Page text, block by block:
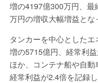
増の4197億300万円、
万円の増収大幅増益とな
タンカーを中心とした
増の5715億円、経常利
ほか、コンテナ船や自
経常利益が2.4倍を記録